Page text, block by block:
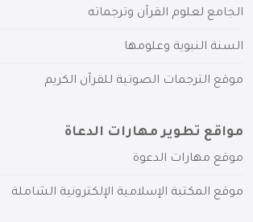
الجامع لعلوم القرآن وترجماته
السنة النبوية وعلومها
موقع الترجمات الصوتية للقرآن الكريم
مواقع تطوير مهارات الدعاة
موقع مهارات الدعوة
موقع المكتبة الإسلامية الإلكترونية الشاملة